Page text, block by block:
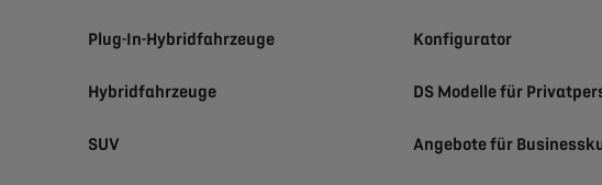
Plug-In-Hybridfahrzeuge
Hybridfahrzeuge
SUV
Konfigurator
DS Modelle für
Angebote für